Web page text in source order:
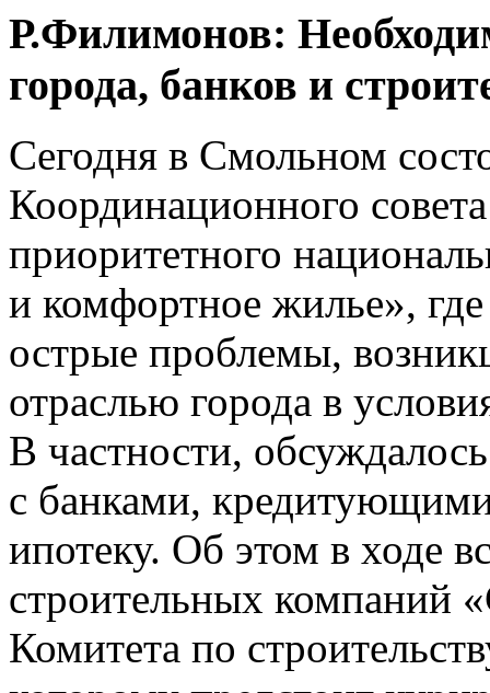
Р.Филимонов:
города, банков и
Сегодня в Смольном
Координационного
приоритетного
и комфортное жилье»,
острые проблемы,
отраслью города в
В частности,
с банками,
ипотеку. Об этом в ходе
строительных компаний
Комитета по